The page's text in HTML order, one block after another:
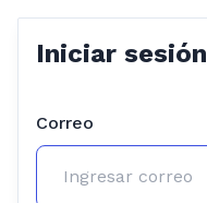
Iniciar sesión
Correo